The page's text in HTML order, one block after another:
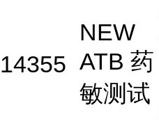
14355
NEW
ATB 药
敏测试